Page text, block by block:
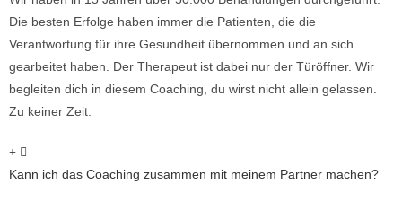
Die besten Erfolge haben immer die Patienten, die die
Verantwortung für ihre Gesundheit übernommen und an sich
gearbeitet haben. Der Therapeut ist dabei nur der Türöffner. Wir
begleiten dich in diesem Coaching, du wirst nicht allein gelassen.
Zu keiner Zeit.
Kann ich das Coaching zusammen mit meinem Partner machen?